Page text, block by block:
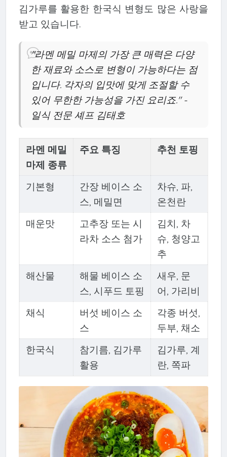
김가루를 활용한 한국식 변형도 많은 사랑을
받고 있습니다.
"라멘 메밀 마제의 가장 큰 매력은 다양
한 재료와 소스로 변형이 가능하다는 점
입니다. 각자의 입맛에 맞게 조절할 수
있어 무한한 가능성을 가진 요리죠." -
일식 전문 셰프 김태호
라멘 메밀
마제 종류
주요 특징 추천 토핑
기본형
간장 베이스 소
스, 메밀면
차슈, 파,
온천란
매운맛
고추장 또는 시
라차 소스 첨가
김치, 차
슈, 청양고
추
해산물
해물 베이스 소
스, 시푸드 토핑
새우, 문
어, 가리비
채식
버섯 베이스 소
스
각종 버섯,
두부, 채소
한국식
참기름, 김가루
활용
김가루, 계
란, 쪽파